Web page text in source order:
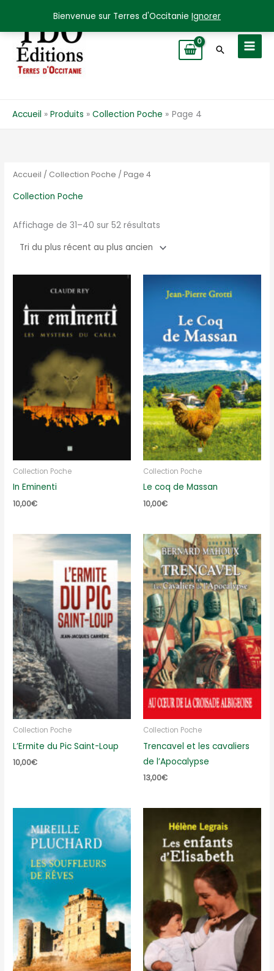
Bienvenue sur Terres d'Occitanie Ignorer
contenu
Accueil Produits Collection Poche Page 4
Accueil / Collection Poche / Page 4
Collection Poche
Affichage de 31–40 sur 52 résultats
récent
ancien
Collection Poche
In Eminenti
10,00€
Collection Poche
Le coq de Massan
10,00€
Collection Poche
L’Ermite du Pic Saint-Loup
10,00€
Collection Poche
Trencavel et les cavaliers
de l’Apocalypse
13,00€